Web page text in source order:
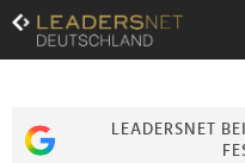
Zum
Inhalt
Zur
Zur
LEADERSNET